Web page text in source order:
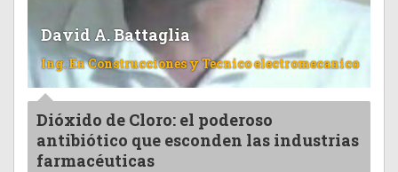
David A. Battaglia
Ing. En Construcciones y Tecnico electromecanico
Dióxido de Cloro: el poderoso
antibiótico que esconden las industrias
farmacéuticas